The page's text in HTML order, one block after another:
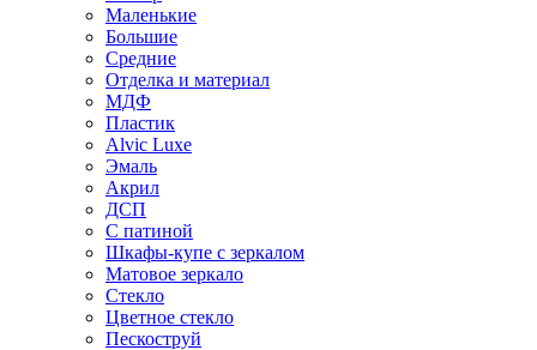
Маленькие
Большие
Средние
Отделка и материал
МДФ
Пластик
Alvic Luxe
Эмаль
Акрил
ДСП
С патиной
Шкафы-купе с зеркалом
Матовое зеркало
Стекло
Цветное стекло
Пескоструй